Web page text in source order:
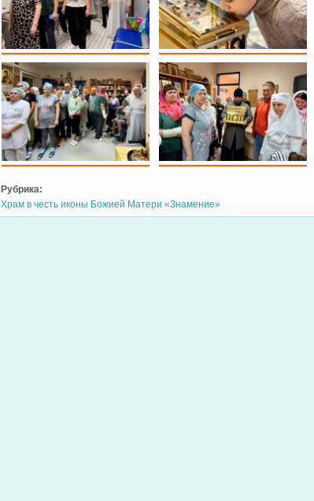
Рубрика:
Храм в честь иконы Божией Матери «Знамение»